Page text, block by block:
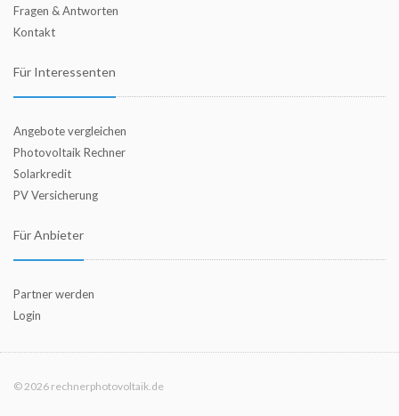
Fragen & Antworten
Kontakt
Für Interessenten
Angebote vergleichen
Photovoltaik Rechner
Solarkredit
PV Versicherung
Für Anbieter
Partner werden
Login
© 2026 rechnerphotovoltaik.de